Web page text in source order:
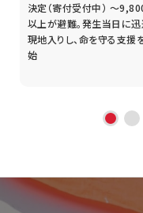
決定（寄付受付中） ～
以上が避難。発生当日に
現地入りし、命を守る支援
始